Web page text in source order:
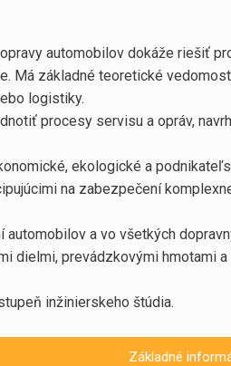
automobilov dokáže riešiť
Má základné teoretické
logistiky.
procesy servisu a opráv,
ekologické a
na zabezpečení
a vo všetkých
dielmi, prevádzkovými
inžinierskeho štúdia.
Základné